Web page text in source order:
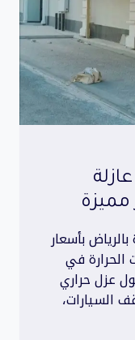
مميزة
بأسعار
في
عزل حراري
السيارات،